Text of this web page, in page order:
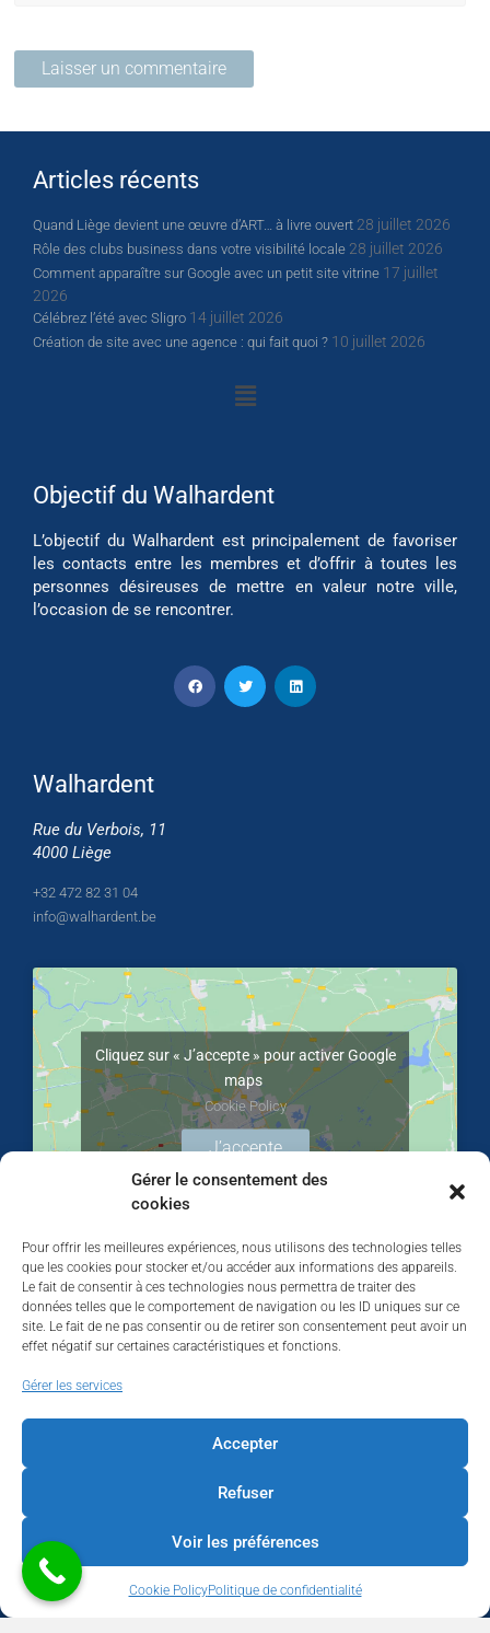
Gérer le consentement des
cookies
Pour offrir les meilleures expériences, nous utilisons des technologies telles
que les cookies pour stocker et/ou accéder aux informations des appareils.
Le fait de consentir à ces technologies nous permettra de traiter des
données telles que le comportement de navigation ou les ID uniques sur ce
site. Le fait de ne pas consentir ou de retirer son consentement peut avoir un
effet négatif sur certaines caractéristiques et fonctions.
Gérer les services
Accepter
Refuser
Voir les préférences
Cookie PolicyPolitique de confidentialité
Articles récents
Quand Liège devient une œuvre d’ART… à livre ouvert 28 juillet 2026
Rôle des clubs business dans votre visibilité locale 28 juillet 2026
Comment apparaître sur Google avec un petit site vitrine 17 juillet
2026
Célébrez l’été avec Sligro 14 juillet 2026
Création de site avec une agence : qui fait quoi ? 10 juillet 2026
Objectif du Walhardent
L’objectif du Walhardent est principalement de favoriser
les contacts entre les membres et d’offrir à toutes les
personnes désireuses de mettre en valeur notre ville,
l’occasion de se rencontrer.
Walhardent
Rue du Verbois, 11
4000 Liège
+32 472 82 31 04
info@walhardent.be
Cliquez sur « J’accepte » pour activer Google
maps
Cookie Policy
J’accepte
LES BÂTISSEURS DE LIÈGE
Par le Walhardent